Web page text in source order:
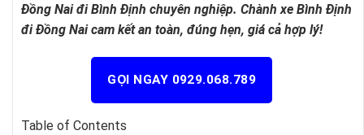
Đồng Nai đi Bình Định chuyên nghiệp. Chành xe Bình Định
đi Đồng Nai cam kết an toàn, đúng hẹn, giá cả hợp lý!
GỌI NGAY 0929.068.789
Table of Contents